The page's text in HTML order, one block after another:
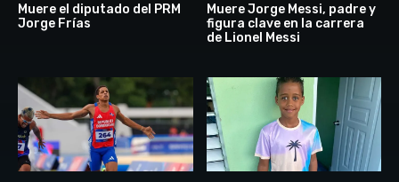
Muere el diputado del PRM
Jorge Frías
Muere Jorge Messi, padre y
figura clave en la carrera
de Lionel Messi